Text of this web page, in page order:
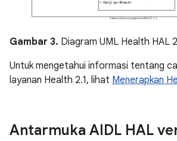
Gambar 3. Diagram UML Health HAL
Untuk mengetahui informasi tentang
layanan Health 2.1, lihat Menerapkan
Antarmuka AIDL HAL